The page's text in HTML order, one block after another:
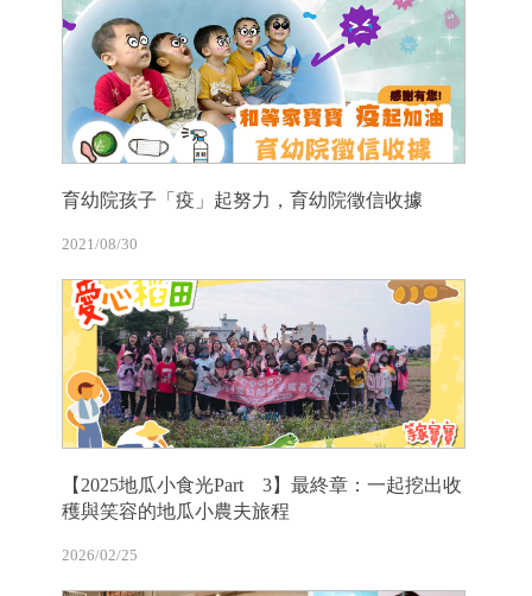
育幼院孩子「疫」起努力，育幼院徵信收據
2021/08/30
【2025地瓜小食光Part 3】最終章：一起挖出收
穫與笑容的地瓜小農夫旅程
2026/02/25